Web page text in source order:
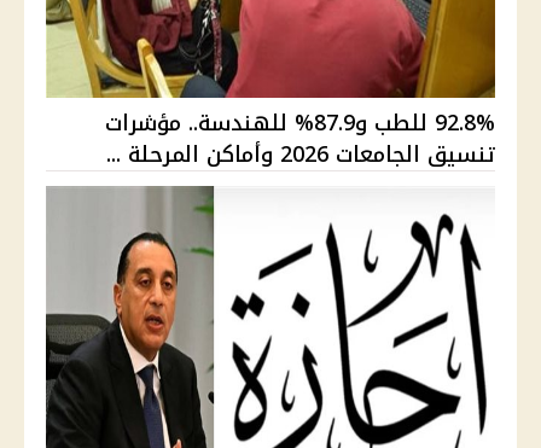
92.8% للطب و87.9% للهندسة.. مؤشرات
تنسيق الجامعات 2026 وأماكن المرحلة ...